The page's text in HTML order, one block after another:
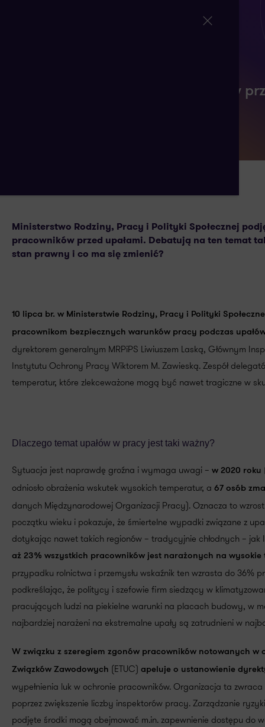
Urzędnicy ochronią pracowników
Ministerstwo Rodziny, Pracy i Polityki Społecznej
pracowników przed upałami. Debatują na ten temat
stan prawny i co ma się zmienić?
10 lipca br. w Ministerstwie Rodziny, Pracy i Polityki
pracownikom bezpiecznych warunków pracy podczas
dyrektorem generalnym MRPiPS Liwiuszem Laską, Głównym
Instytutu Ochrony Pracy Wiktorem M. Zawieską. Zespół
temperatur, które zlekceważone mogą być nawet tragiczne w
Dlaczego temat upałów w pracy jest taki ważny?
Sytuacja jest naprawdę groźna i wymaga uwagi – w 2020 roku
odniosło obrażenia wskutek wysokich temperatur, a 67 osób
danych Międzynarodowej Organizacji Pracy). Oznacza to
początku wieku i pokazuje, że śmiertelne wypadki związane z
dotykając nawet takich regionów – tradycyjnie chłodnych – jak
aż 23% wszystkich pracowników jest narażonych na
przypadku rolnictwa i przemysłu wskaźnik ten wzrasta do
podkreślając, że politycy i szefowie firm siedzący w
pracujących ludzi na piekielne warunki na placach budowy, w
najbardziej narażeni na ekstremalne upały są zatrudnieni w
W związku z szeregiem zgonów pracowników notowanych w
Związków Zawodowych (ETUC) apeluje o ustanowienie
wypełnienia luk w ochronie pracowników. Organizacja ta
poprzez zwiększenie liczby inspektorów pracy​. Zarządzanie
podjęte środki mogą obejmować m.in. zapewnienie dostępu do